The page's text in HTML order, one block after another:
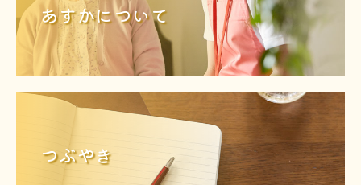
あすかについて
つぶやき